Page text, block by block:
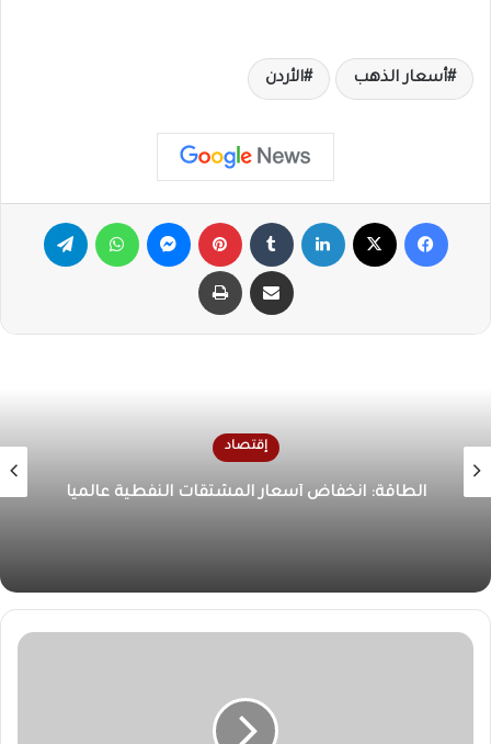
أسعار الذهب الأردن
إقتصاد
استقرار أسعار الذهب في الأردن الأحد